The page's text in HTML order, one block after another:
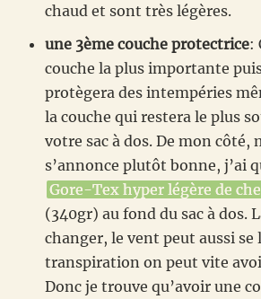
chaud et sont très légères.
une 3ème couche protectrice:
couche la plus importante
protègera des intempéries
la couche qui restera le plus
votre sac à dos. De mon côté,
s’annonce plutôt bonne, j’ai
Gore-Tex hyper légère de
(340gr) au fond du sac à dos.
changer, le vent peut aussi se
transpiration on peut vite
Donc je trouve qu’avoir une